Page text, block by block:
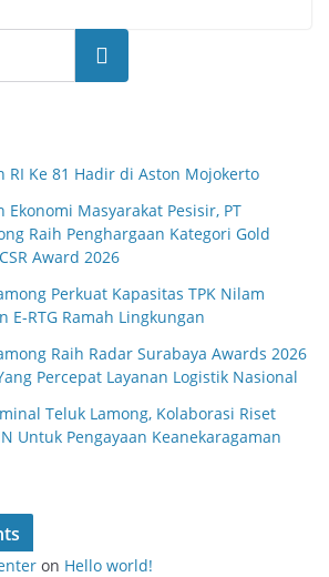
Search
RI Ke 81 Hadir di Aston Mojokerto
Masyarakat Pesisir, PT
Raih Penghargaan Kategori Gold
Award 2026
Perkuat Kapasitas TPK Nilam
E-RTG Ramah Lingkungan
Raih Radar Surabaya Awards 2026
Percepat Layanan Logistik Nasional
Teluk Lamong, Kolaborasi Riset
Untuk Pengayaan Keanekaragaman
on Hello world!